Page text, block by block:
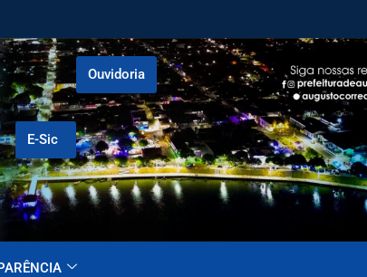
E-Sic
Ouvidoria